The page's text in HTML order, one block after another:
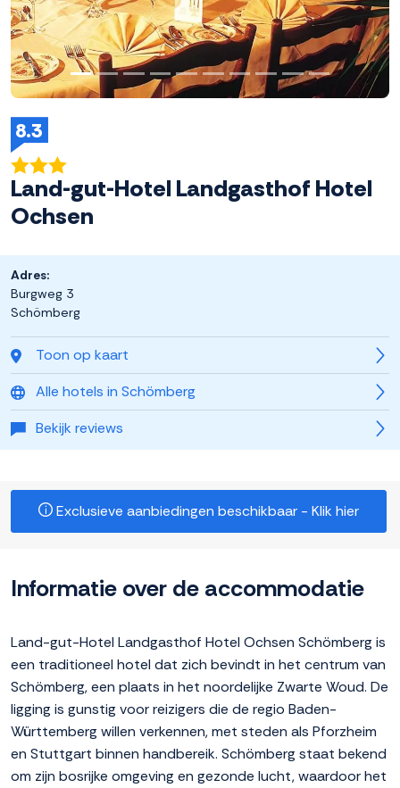
8.3
Land-gut-Hotel Landgasthof Hotel
Ochsen
Toon op kaart
Alle hotels in Schömberg
Bekijk reviews
Adres:
Burgweg 3
Schömberg
Exclusieve aanbiedingen beschikbaar - Klik hier
Informatie over de accommodatie
Land-gut-Hotel Landgasthof Hotel Ochsen Schömberg is
een traditioneel hotel dat zich bevindt in het centrum van
Schömberg, een plaats in het noordelijke Zwarte Woud. De
ligging is gunstig voor reizigers die de regio Baden-
Württemberg willen verkennen, met steden als Pforzheim
en Stuttgart binnen handbereik. Schömberg staat bekend
om zijn bosrijke omgeving en gezonde lucht, waardoor het